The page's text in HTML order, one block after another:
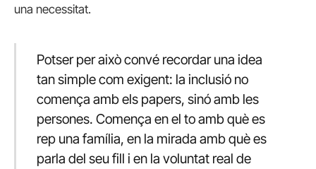
una necessitat.
Potser per això convé recordar una idea
tan simple com exigent: la inclusió no
comença amb els papers, sinó amb les
persones. Comença en el to amb què es
rep una família, en la mirada amb què es
parla del seu fill i en la voluntat real de